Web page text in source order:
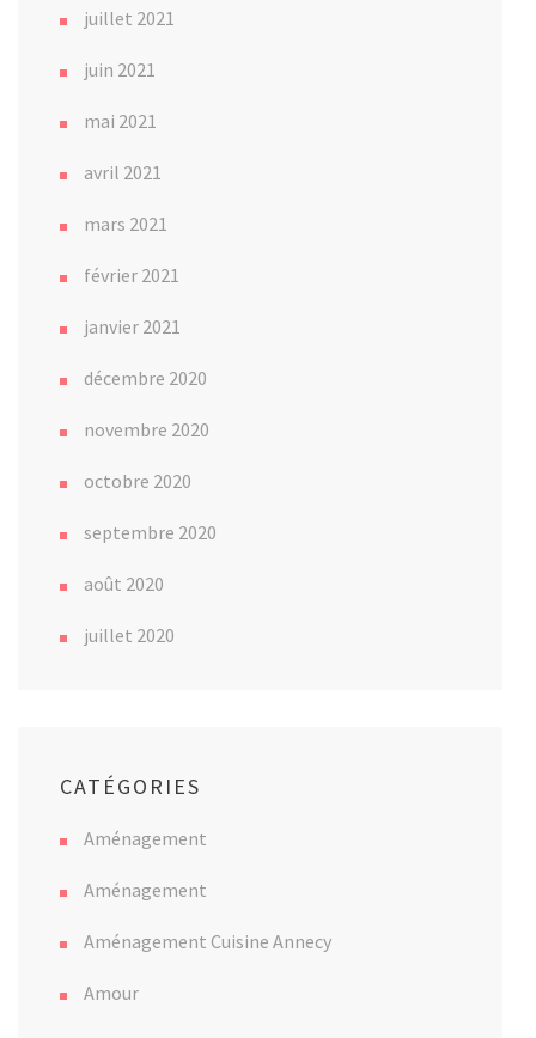
juillet 2021
juin 2021
mai 2021
avril 2021
mars 2021
février 2021
janvier 2021
décembre 2020
novembre 2020
octobre 2020
septembre 2020
août 2020
juillet 2020
CATÉGORIES
Aménagement
Aménagement
Aménagement Cuisine Annecy
Amour